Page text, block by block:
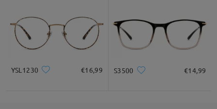
YSL1230 €16,99 S3500 €14,99